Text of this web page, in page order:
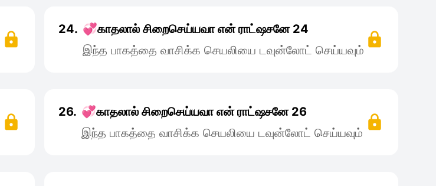
24. 💞காதலால் சிறைசெய்யவா என் ராட்ஷசனே 24
இந்த பாகத்தை வாசிக்க செயலியை டவுன்லோட் செய்யவும்
26. 💞காதலால் சிறைசெய்யவா என் ராட்ஷசனே 26
இந்த பாகத்தை வாசிக்க செயலியை டவுன்லோட் செய்யவும்